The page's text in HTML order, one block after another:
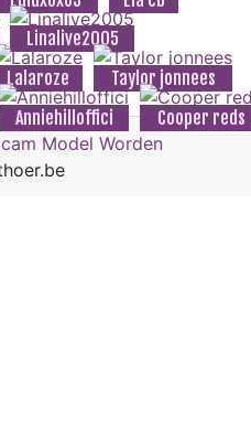
Linalive2005
Lalaroze
Taylor jonnees
Anniehilloffici
Cooper reds
Model Worden